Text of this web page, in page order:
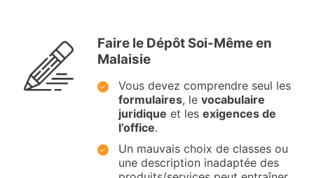
Faire le Dépôt Soi-Même en
Malaisie
Vous devez comprendre seul les
formulaires, le vocabulaire
juridique et les exigences de
l’office.
Un mauvais choix de classes ou
une description inadaptée des